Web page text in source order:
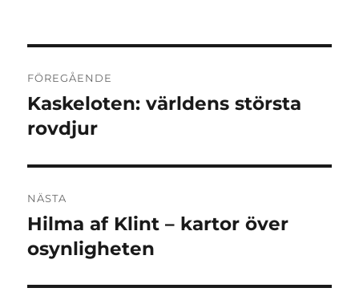
FÖREGÅENDE
Föregående
inlägg:
Kaskeloten: världens största
rovdjur
NÄSTA
Nästa
inlägg:
Hilma af Klint – kartor över
osynligheten